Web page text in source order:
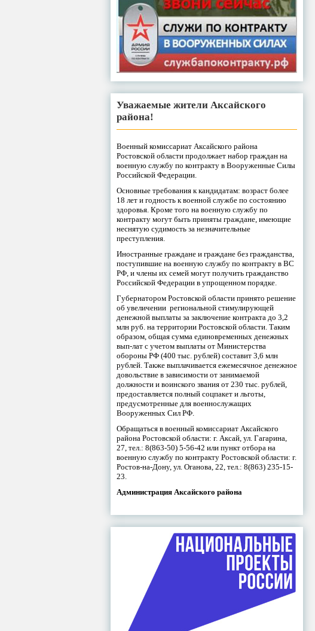
Уважаемые жители Аксайского
района!
Военный комиссариат Аксайского района
Ростовской области продолжает набор граждан на
военную службу по контракту в Вооруженные Силы
Российской Федерации.
Основные требования к кандидатам: возраст более
18 лет и годность к военной службе по состоянию
здоровья. Кроме того на военную службу по
контракту могут быть приняты граждане, имеющие
неснятую судимость за незначительные
преступления.
Иностранные граждане и граждане без гражданства,
поступившие на военную службу по контракту в ВС
РФ, и члены их семей могут получить гражданство
Российской Федерации в упрощенном порядке.
Губернатором Ростовской области принято решение
об увеличении региональной стимулирующей
денежной выплаты за заключение контракта до 3,2
млн руб. на территории Ростовской области. Таким
образом, общая сумма единовременных денежных
вып-лат с учетом выплаты от Министерства
обороны РФ (400 тыс. рублей) составит 3,6 млн
рублей. Также выплачивается ежемесячное денежное
довольствие в зависимости от занимаемой
должности и воинского звания от 230 тыс. рублей,
предоставляется полный соцпакет и льготы,
предусмотренные для военнослужащих
Вооруженных Сил РФ.
Обращаться в военный комиссариат Аксайского
района Ростовской области: г. Аксай, ул. Гагарина,
27, тел.: 8(863-50) 5-56-42 или пункт отбора на
военную службу по контракту Ростовской области: г.
Ростов-на-Дону, ул. Оганова, 22, тел.: 8(863) 235-15-
23.
Администрация Аксайского района